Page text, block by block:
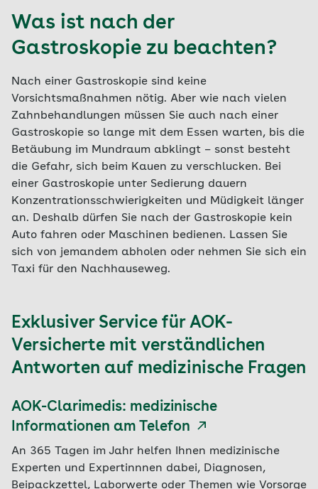
Was ist nach der
Gastroskopie zu beachten?
Nach einer Gastroskopie sind keine
Vorsichtsmaßnahmen nötig. Aber wie nach vielen
Zahnbehandlungen müssen Sie auch nach einer
Gastroskopie so lange mit dem Essen warten, bis die
Betäubung im Mundraum abklingt – sonst besteht
die Gefahr, sich beim Kauen zu verschlucken. Bei
einer Gastroskopie unter Sedierung dauern
Konzentrationsschwierigkeiten und Müdigkeit länger
an. Deshalb dürfen Sie nach der Gastroskopie kein
Auto fahren oder Maschinen bedienen. Lassen Sie
sich von jemandem abholen oder nehmen Sie sich ein
Taxi für den Nachhauseweg.
Exklusiver Service für AOK-
Versicherte mit verständlichen
Antworten auf medizinische Fragen
AOK-Clarimedis: medizinische
Informationen am Telefon
An 365 Tagen im Jahr helfen Ihnen medizinische
Experten und Expertinnnen dabei, Diagnosen,
Beipackzettel, Laborwerte oder Themen wie Vorsorge